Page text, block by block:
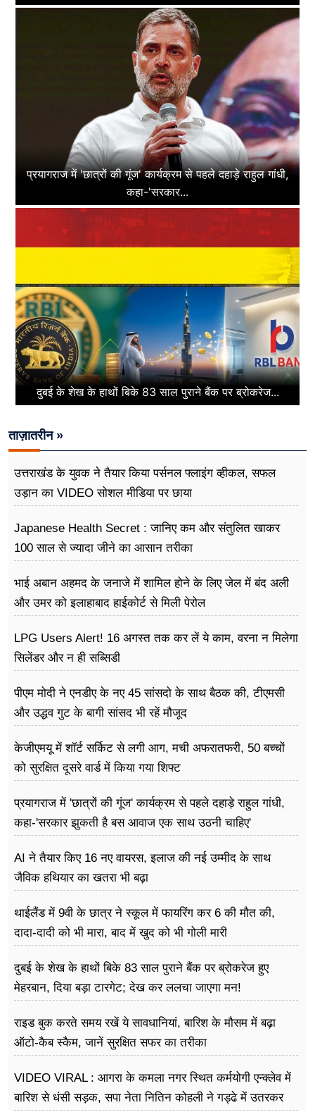
प्रयागराज में 'छात्रों की गूंज' कार्यक्रम से पहले दहाड़े राहुल गांधी,
कहा-'सरकार...
दुबई के शेख के हाथों बिके 83 साल पुराने बैंक पर ब्रोकरेज...
ताज़ातरीन »
उत्तराखंड के युवक ने तैयार किया पर्सनल फ्लाइंग व्हीकल, सफल
उड़ान का VIDEO सोशल मीडिया पर छाया
Japanese Health Secret : जानिए कम और संतुलित खाकर
100 साल से ज्यादा जीने का आसान तरीका
भाई अबान अहमद के जनाजे में शामिल होने के लिए जेल में बंद अली
और उमर को इलाहाबाद हाईकोर्ट से मिली पेरोल
LPG Users Alert! 16 अगस्त तक कर लें ये काम, वरना न मिलेगा
सिलेंडर और न ही सब्सिडी
पीएम मोदी ने एनडीए के नए 45 सांसदो के साथ बैठक की, टीएमसी
और उद्धव गुट के बागी सांसद भी रहें मौजूद
केजीएमयू में शॉर्ट सर्किट से लगी आग, मची अफरातफरी, 50 बच्चों
को सुरक्षित दूसरे वार्ड में किया गया शिफ्ट
प्रयागराज में 'छात्रों की गूंज' कार्यक्रम से पहले दहाड़े राहुल गांधी,
कहा-'सरकार झुकती है बस आवाज एक साथ उठनी चाहिए'
AI ने तैयार किए 16 नए वायरस, इलाज की नई उम्मीद के साथ
जैविक हथियार का खतरा भी बढ़ा
थाईलैंड में 9वी के छात्र ने स्कूल में फायरिंग कर 6 की मौत की,
दादा-दादी को भी मारा, बाद में खुद को भी गोली मारी
दुबई के शेख के हाथों बिके 83 साल पुराने बैंक पर ब्रोकरेज हुए
मेहरबान, दिया बड़ा टारगेट; देख कर ललचा जाएगा मन!
राइड बुक करते समय रखें ये सावधानियां, बारिश के मौसम में बढ़ा
ऑटो-कैब स्कैम, जानें सुरक्षित सफर का तरीका
VIDEO VIRAL : आगरा के कमला नगर स्थित कर्मयोगी एन्क्लेव में
बारिश से धंसी सड़क, सपा नेता नितिन कोहली ने गड्ढे में उतरकर